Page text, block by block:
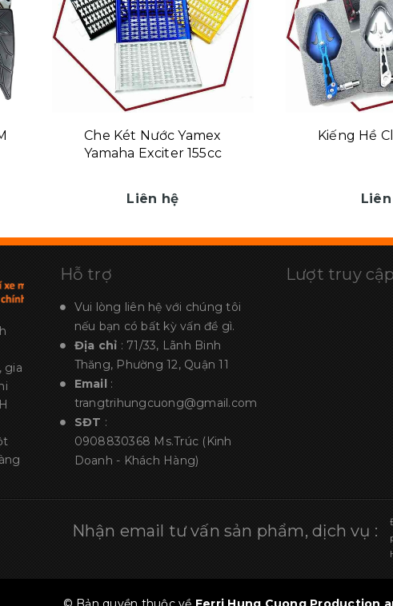
Che Két Nước Yamex
Yamaha Exciter 155cc
Liên hệ
Kiếng Hề
gia
Hỗ trợ
Vui lòng liên hệ với chúng tôi
nếu bạn có bất kỳ vấn đề gì.
Địa chỉ : 71/33, Lãnh Binh
Thăng, Phường 12, Quận 11
Email :
trangtrihungcuong@gmail.com
SĐT :
0908830368 Ms.Trúc (Kinh
Doanh - Khách Hàng)
Lượt truy cập
Nhận email tư vấn sản phẩm, dịch vụ :